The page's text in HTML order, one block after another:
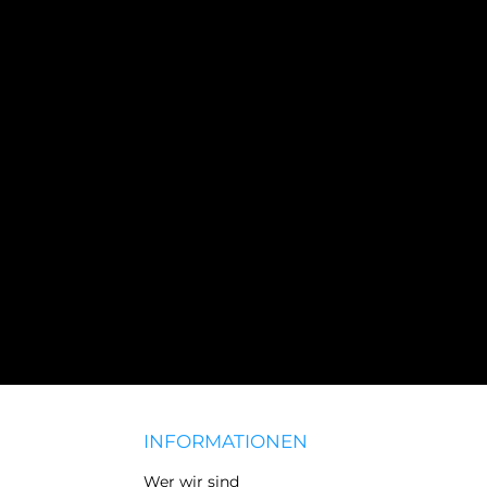
INFORMATIONEN
Wer wir sind